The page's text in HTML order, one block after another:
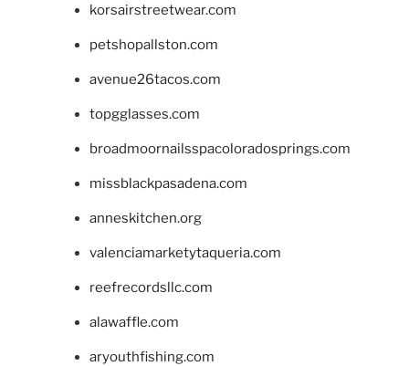
korsairstreetwear.com
petshopallston.com
avenue26tacos.com
topgglasses.com
broadmoornailsspacoloradosprings.com
missblackpasadena.com
anneskitchen.org
valenciamarketytaqueria.com
reefrecordsllc.com
alawaffle.com
aryouthfishing.com